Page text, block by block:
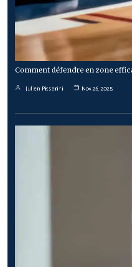
Comment défendre en zone
Julien Pissarini Nov 26, 2025